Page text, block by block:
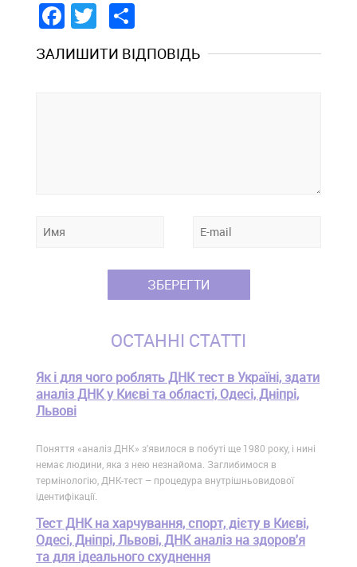
Facebook
Twitter
ЗАЛИШИТИ ВІДПОВІДЬ
ОСТАННІ СТАТТІ
Як і для чого роблять ДНК тест в Україні, здати
аналіз ДНК у Києві та області, Одесі, Дніпрі,
Львові
Поняття «аналіз ДНК» з'явилося в побуті ще 1980 року, і нині
немає людини, яка з нею незнайома. Заглибимося в
термінологію, ДНК-тест – процедура внутрішньовидової
ідентифікації.
Тест ДНК на харчування, спорт, дієту в Києві,
Одесі, Дніпрі, Львові, ДНК аналіз на здоров'я
та для ідеального схуднення